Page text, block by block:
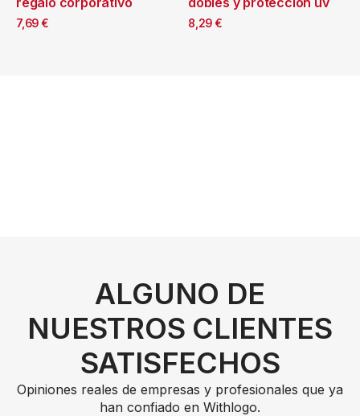
7,69 € 8,29 €
ALGUNO DE
NUESTROS CLIENTES
SATISFECHOS
Opiniones reales de empresas y profesionales que ya
han confiado en Withlogo.